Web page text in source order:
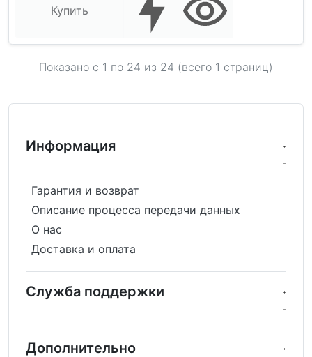
Купить
Показано с 1 по 24 из 24 (всего 1 страниц)
Информация
Гарантия и возврат
Описание процесса передачи данных
О нас
Доставка и оплата
Служба поддержки
Дополнительно